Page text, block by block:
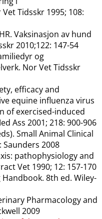
Tidsskr 1995; 108:
Vaksinasjon av hund
2010;122: 147-54
og
Nor Vet Tidsskr
efficacy and
equine influenza virus
of exercised-induced
Ass 2001; 218: 900-906
Small Animal Clinical
2008
pathophysiology and
Vet 1990; 12: 157-170
8th ed. Wiley-
Pharmacology and
2009